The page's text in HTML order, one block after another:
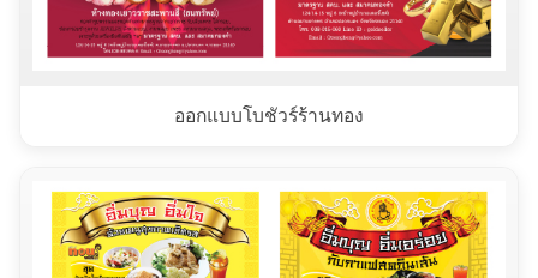
ออกแบบโบชัวร์ร้านทอง